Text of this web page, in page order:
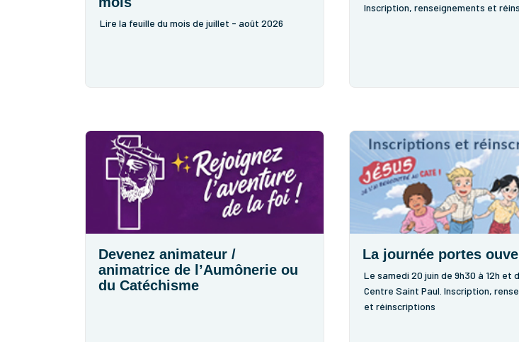
Lire la feuille du mois de juillet - août 2026
Inscription, renseignements et
Devenez animateur /
animatrice de l’Aumônerie ou
du Catéchisme
La journée portes
Le samedi 20 juin de 9h30 à 12h et
Centre Saint Paul. Inscription,
et réinscriptions